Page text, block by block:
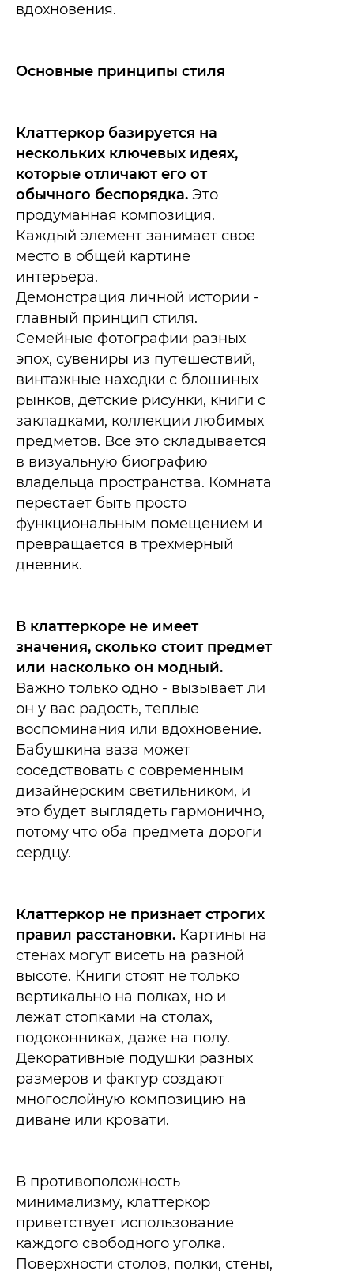
вдохновения.
Основные принципы стиля
Клаттеркор базируется на
нескольких ключевых идеях,
которые отличают его от
обычного беспорядка. Это
продуманная композиция.
Каждый элемент занимает свое
место в общей картине
интерьера.
Демонстрация личной истории -
главный принцип стиля.
Семейные фотографии разных
эпох, сувениры из путешествий,
винтажные находки с блошиных
рынков, детские рисунки, книги с
закладками, коллекции любимых
предметов. Все это складывается
в визуальную биографию
владельца пространства. Комната
перестает быть просто
функциональным помещением и
превращается в трехмерный
дневник.​
В клаттеркоре не имеет
значения, сколько стоит предмет
или насколько он модный.
Важно только одно - вызывает ли
он у вас радость, теплые
воспоминания или вдохновение.
Бабушкина ваза может
соседствовать с современным
дизайнерским светильником, и
это будет выглядеть гармонично,
потому что оба предмета дороги
сердцу.​
Клаттеркор не признает строгих
правил расстановки. Картины на
стенах могут висеть на разной
высоте. Книги стоят не только
вертикально на полках, но и
лежат стопками на столах,
подоконниках, даже на полу.
Декоративные подушки разных
размеров и фактур создают
многослойную композицию на
диване или кровати.​
В противоположность
минимализму, клаттеркор
приветствует использование
каждого свободного уголка.
Поверхности столов, полки, стены,